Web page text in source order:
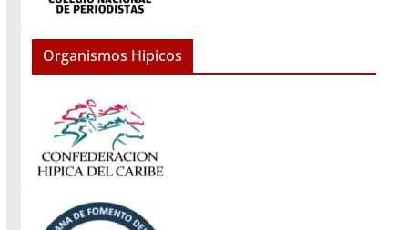
Organismos Hipicos